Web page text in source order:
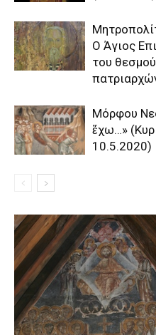
Ο Άγιος
του
Μόρφου
ἔχω…»
10.5.2020)